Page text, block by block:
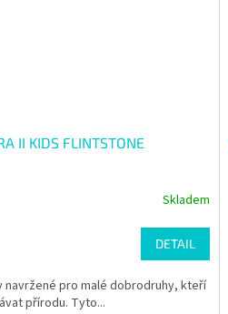
II KIDS FLINTSTONE
Skladem
DETAIL
pro malé dobrodruhy, kteří
přírodu. Tyto...